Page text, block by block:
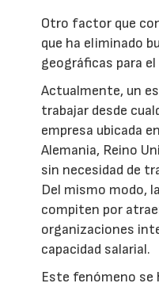
Otro factor que
que ha eliminado
geográficas para
Actualmente, un
trabajar desde
empresa ubicada
Alemania, Reino
sin necesidad de
Del mismo modo,
compiten por
organizaciones
capacidad salarial.
Este fenómeno